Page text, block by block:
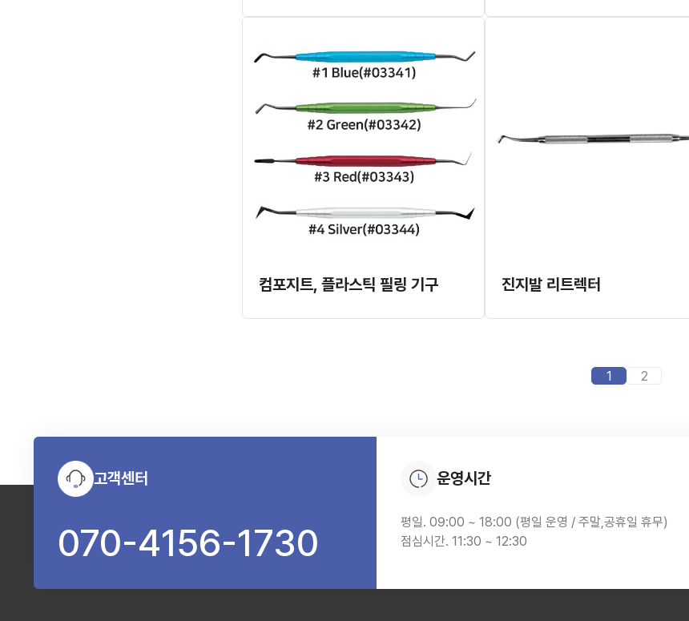
컴포지트, 플라스틱 필링 기구 진지발 리트렉터
1 2
고객센터
070-4156-1730
운영시간
평일. 09:00 ~ 18:00 (평일 운영 / 주말,공휴일 휴무)
점심시간. 11:30 ~ 12:30